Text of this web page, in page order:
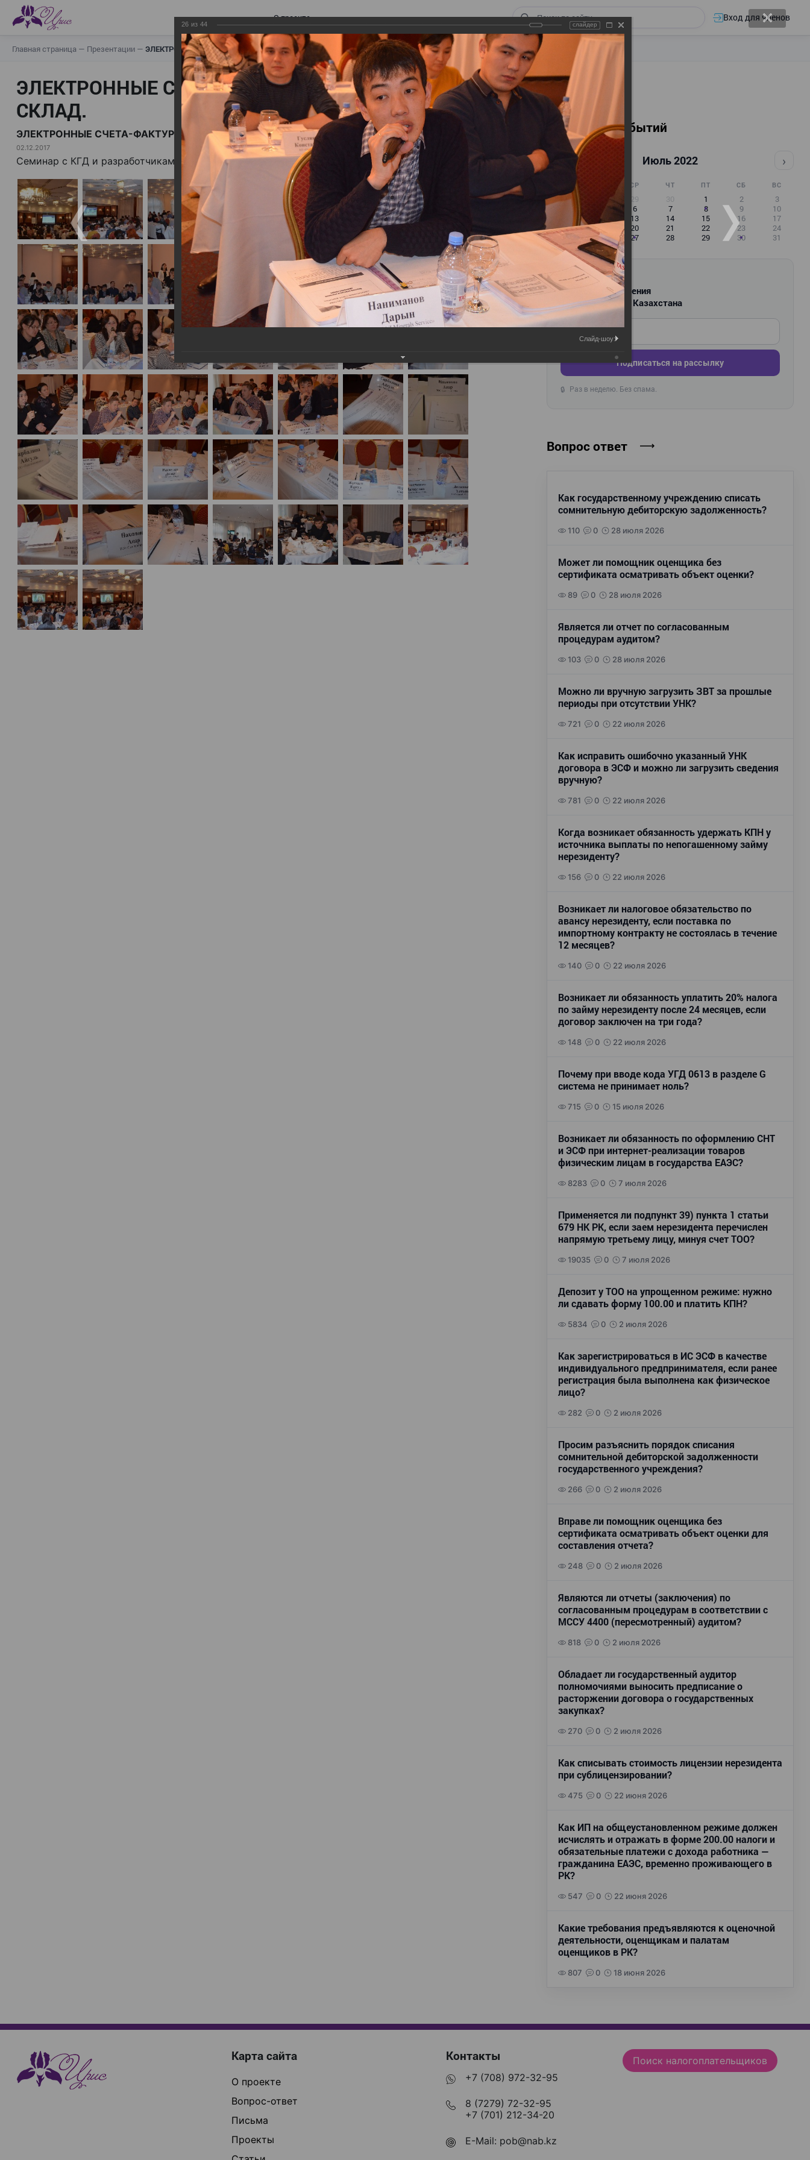
О проекте Вход для членов
Главная страница — Презентации — ЭЛЕКТРОННЫЕ СЧЕТА-ФАКТУРЫ. ВИРТУАЛЬНЫЙ СКЛАД.
ЭЛЕКТРОННЫЕ СЧЕТА-ФАКТУРЫ. ВИРТУАЛЬНЫЙ
СКЛАД.
ЭЛЕКТРОННЫЕ СЧЕТА-ФАКТУРЫ. ВИРТУАЛЬНЫЙ СКЛАД.
02.12.2017
Семинар с КГД и разработчиками
Календарь событий
Июль 2022 ›
СР ЧТ ПТ СБ ВС
27 29 30 1 2
3
6 7 8 9
10
12 13 14 15 16
17
18
19 20 21 22 23
24
25
26 27 28 29 30 31
РАССЫЛКА
Новости и изменения
для бухгалтеров Казахстана
Введите ваш e-mail
Подписаться на рассылку
🔒 Раз в неделю. Без спама.
Вопрос ответ
Как государственному учреждению списать
сомнительную дебиторскую задолженность?
110 0 28 июля 2026
Может ли помощник оценщика без
сертификата осматривать объект оценки?
89 0 28 июля 2026
Является ли отчет по согласованным
процедурам аудитом?
103 0 28 июля 2026
Можно ли вручную загрузить ЗВТ за прошлые
периоды при отсутствии УНК?
721 0 22 июля 2026
Как исправить ошибочно указанный УНК
договора в ЭСФ и можно ли загрузить сведения
вручную?
781 0 22 июля 2026
Когда возникает обязанность удержать КПН у
источника выплаты по непогашенному займу
нерезиденту?
156 0 22 июля 2026
Возникает ли налоговое обязательство по
авансу нерезиденту, если поставка по
импортному контракту не состоялась в течение
12 месяцев?
140 0 22 июля 2026
Возникает ли обязанность уплатить 20% налога
по займу нерезиденту после 24 месяцев, если
договор заключен на три года?
148 0 22 июля 2026
Почему при вводе кода УГД 0613 в разделе G
система не принимает ноль?
715 0 15 июля 2026
Возникает ли обязанность по оформлению СНТ
и ЭСФ при интернет-реализации товаров
физическим лицам в государства ЕАЭС?
8283 0 7 июля 2026
Применяется ли подпункт 39) пункта 1 статьи
679 НК РК, если заем нерезидента перечислен
напрямую третьему лицу, минуя счет ТОО?
19035 0 7 июля 2026
Депозит у ТОО на упрощенном режиме: нужно
ли сдавать форму 100.00 и платить КПН?
5834 0 2 июля 2026
Как зарегистрироваться в ИС ЭСФ в качестве
индивидуального предпринимателя, если ранее
регистрация была выполнена как физическое
лицо?
282 0 2 июля 2026
Просим разъяснить порядок списания
сомнительной дебиторской задолженности
государственного учреждения?
266 0 2 июля 2026
Вправе ли помощник оценщика без
сертификата осматривать объект оценки для
составления отчета?
248 0 2 июля 2026
Являются ли отчеты (заключения) по
согласованным процедурам в соответствии с
МССУ 4400 (пересмотренный) аудитом?
818 0 2 июля 2026
Обладает ли государственный аудитор
полномочиями выносить предписание о
расторжении договора о государственных
закупках?
270 0 2 июля 2026
Как списывать стоимость лицензии нерезидента
при сублицензировании?
475 0 22 июня 2026
Как ИП на общеустановленном режиме должен
исчислять и отражать в форме 200.00 налоги и
обязательные платежи с дохода работника —
гражданина ЕАЭС, временно проживающего в
РК?
547 0 22 июня 2026
Какие требования предъявляются к оценочной
деятельности, оценщикам и палатам
оценщиков в РК?
807 0 18 июня 2026
Карта сайта
О проекте
Вопрос-ответ
Письма
Проекты
Контакты
+7 (708) 972-32-95
8 (7279) 72-32-95
+7 (701) 212-34-20
E-Mail: pob@nab.kz
Поиск налогоплательщиков
26 из 44 слайдер
Слайд-шоу: